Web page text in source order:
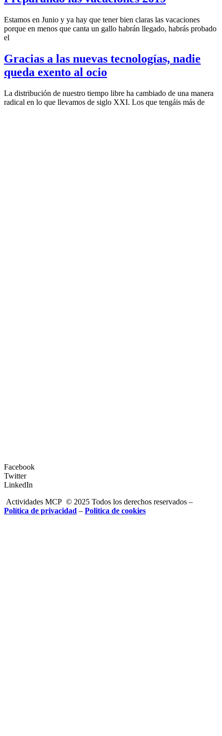
Estamos en Junio y ya hay que tener bien claras las vacaciones
porque en menos que canta un gallo habrán llegado, habrás probado
el
Gracias a las nuevas tecnologías, nadie
queda exento al ocio
La distribución de nuestro tiempo libre ha cambiado de una manera
radical en lo que llevamos de siglo XXI. Los que tengáis más de
Facebook
Twitter
LinkedIn
Actividades MCP © 2025 Todos los derechos reservados –
Política de privacidad – Politica de cookies